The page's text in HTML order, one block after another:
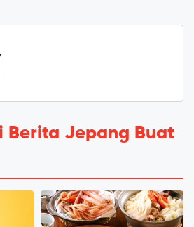
Berita Jepang Buat